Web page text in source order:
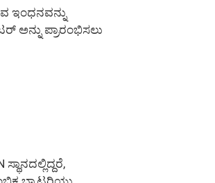
ಇಂಧನವನ್ನು
ಅನ್ನು ಪ್ರಾರಂಭಿಸಲು